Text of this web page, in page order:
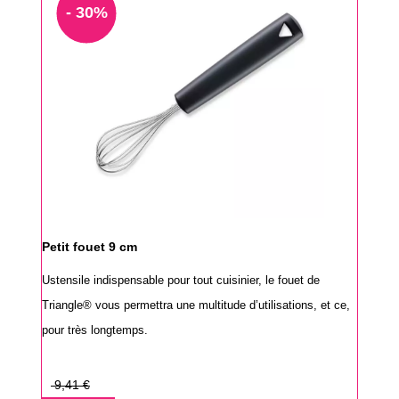
- 30%
Petit fouet 9 cm
Ustensile indispensable pour tout cuisinier, le fouet de
Triangle® vous permettra une multitude d’utilisations, et ce,
pour très longtemps.
Prix
9,41 €